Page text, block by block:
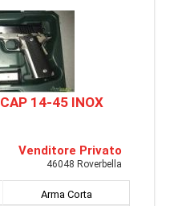
14-45 INOX
Venditore Privato
46048 Roverbella
Arma Corta